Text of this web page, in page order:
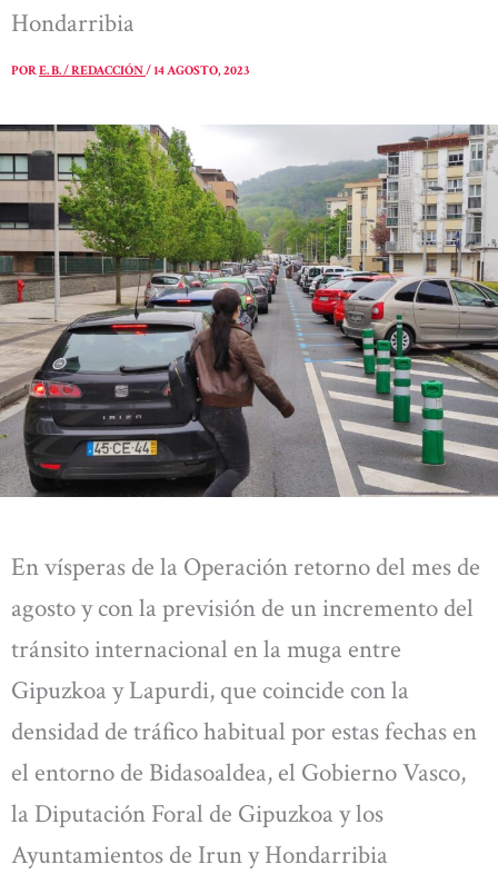
Hondarribia
PORE. B. / REDACCIÓN/14 AGOSTO, 2023
En vísperas de la Operación retorno del mes de
agosto y con la previsión de un incremento del
tránsito internacional en la muga entre
Gipuzkoa y Lapurdi, que coincide con la
densidad de tráfico habitual por estas fechas en
el entorno de Bidasoaldea, el Gobierno Vasco,
la Diputación Foral de Gipuzkoa y los
Ayuntamientos de Irun y Hondarribia